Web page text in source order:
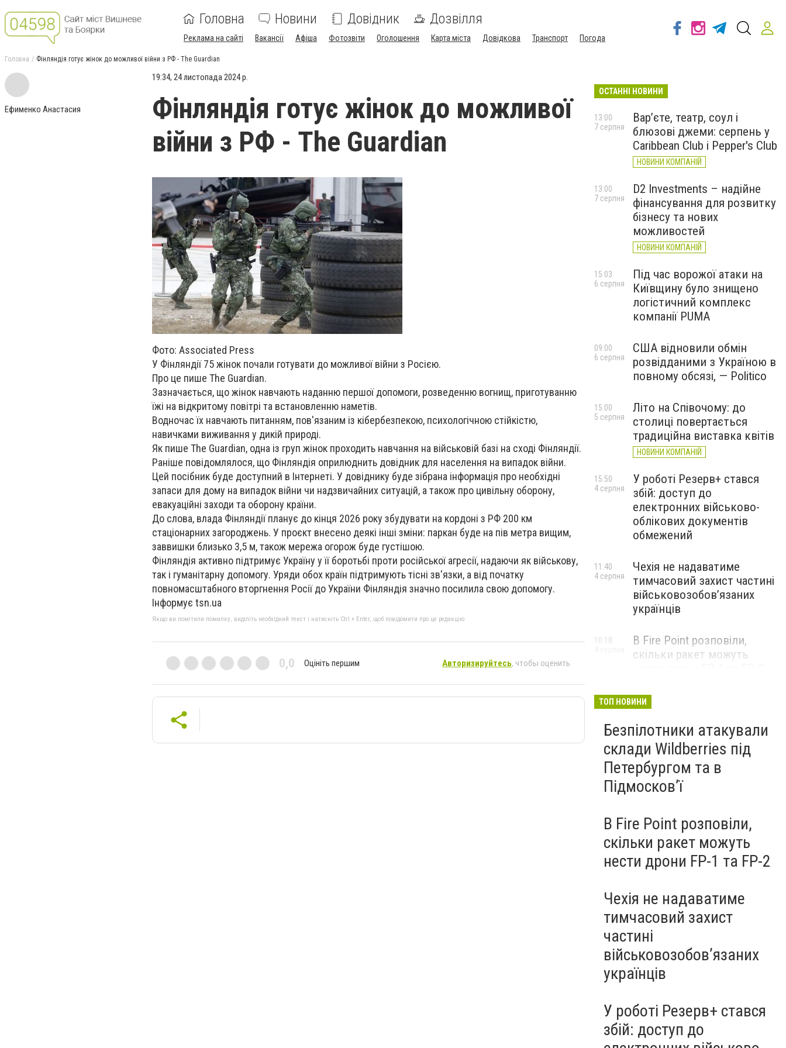
Головна Новини Довідник Дозвілля
Реклама на сайті Вакансії Афіша Фотозвіти Оголошення Карта міста Довідкова Транспорт Погода
Головна Фінляндія готує жінок до можливої ​​війни з РФ - The Guardian
Ефименко Анастасия
19:34, 24 листопада 2024 р.
Фінляндія готує жінок до можливої ​​
війни з РФ - The Guardian
Фото: Associated Press
У Фінляндії 75 жінок почали готувати до можливої ​​війни з Росією.
Про це пише The Guardian.
Зазначається, що жінок навчають наданню першої допомоги, розведенню вогнищ, приготуванню
їжі на відкритому повітрі та встановленню наметів.
Водночас їх навчають питанням, пов'язаним із кібербезпекою, психологічною стійкістю,
навичками виживання у дикій природі.
Як пише The Guardian, одна із груп жінок проходить навчання на військовій базі на сході Фінляндії.
Раніше повідомлялося, що Фінляндія оприлюднить довідник для населення на випадок війни.
Цей посібник буде доступний в Інтернеті. У довіднику буде зібрана інформація про необхідні
запаси для дому на випадок війни чи надзвичайних ситуацій, а також про цивільну оборону,
евакуаційні заходи та оборону країни.
До слова, влада Фінляндії планує до кінця 2026 року збудувати на кордоні з РФ 200 км
стаціонарних загороджень. У проєкт внесено деякі інші зміни: паркан буде на пів метра вищим,
заввишки близько 3,5 м, також мережа огорож буде густішою.
Фінляндія активно підтримує Україну у її боротьбі проти російської агресії, надаючи як військову,
так і гуманітарну допомогу. Уряди обох країн підтримують тісні зв'язки, а від початку
повномасштабного вторгнення Росії до України Фінляндія значно посилила свою допомогу.
Інформує tsn.ua
Якщо ви помітили помилку, виділіть необхідний текст і натисніть Ctrl + Enter, щоб повідомити про це редакцію
0,0 Оцініть першим Авторизируйтесь, чтобы оценить
ОСТАННІ НОВИНИ
Вар’єте, театр, соул і
блюзові джеми: серпень у
Caribbean Club і Pepper's Club
НОВИНИ КОМПАНІЙ
13:00
7 серпня
D2 Investments – надійне
фінансування для розвитку
бізнесу та нових
можливостей
НОВИНИ КОМПАНІЙ
13:00
7 серпня
Під час ворожої атаки на
Київщину було знищено
логістичний комплекс
компанії PUMA
15:03
6 серпня
США відновили обмін
розвідданими з Україною в
повному обсязі, — Politico
09:00
6 серпня
Літо на Співочому: до
столиці повертається
традиційна виставка квітів
НОВИНИ КОМПАНІЙ
15:00
5 серпня
У роботі Резерв+ стався
збій: доступ до
електронних військово-
облікових документів
обмежений
15:50
4 серпня
Чехія не надаватиме
тимчасовий захист частині
військовозобов’язаних
українців
11:40
4 серпня
В Fire Point розповіли,
скільки ракет можуть
10:18
ТОП НОВИНИ
Безпілотники атакували
склади Wildberries під
Петербургом та в
Підмосков’ї
В Fire Point розповіли,
скільки ракет можуть
нести дрони FP-1 та FP-2
Чехія не надаватиме
тимчасовий захист
частині
військовозобов’язаних
українців
У роботі Резерв+ стався
збій: доступ до